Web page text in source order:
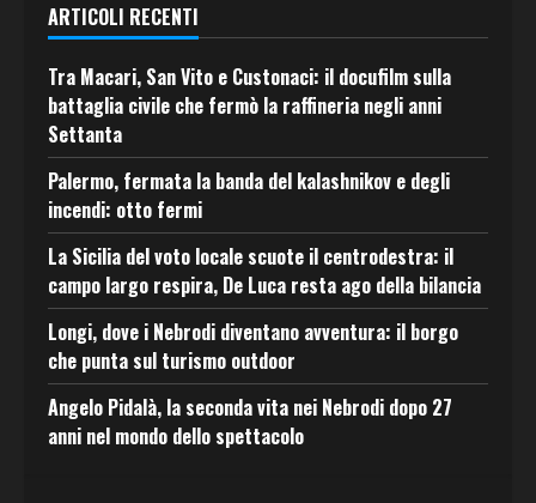
ARTICOLI RECENTI
Tra Macari, San Vito e Custonaci: il docufilm sulla
battaglia civile che fermò la raffineria negli anni
Settanta
Palermo, fermata la banda del kalashnikov e degli
incendi: otto fermi
La Sicilia del voto locale scuote il centrodestra: il
campo largo respira, De Luca resta ago della bilancia
Longi, dove i Nebrodi diventano avventura: il borgo
che punta sul turismo outdoor
Angelo Pidalà, la seconda vita nei Nebrodi dopo 27
anni nel mondo dello spettacolo